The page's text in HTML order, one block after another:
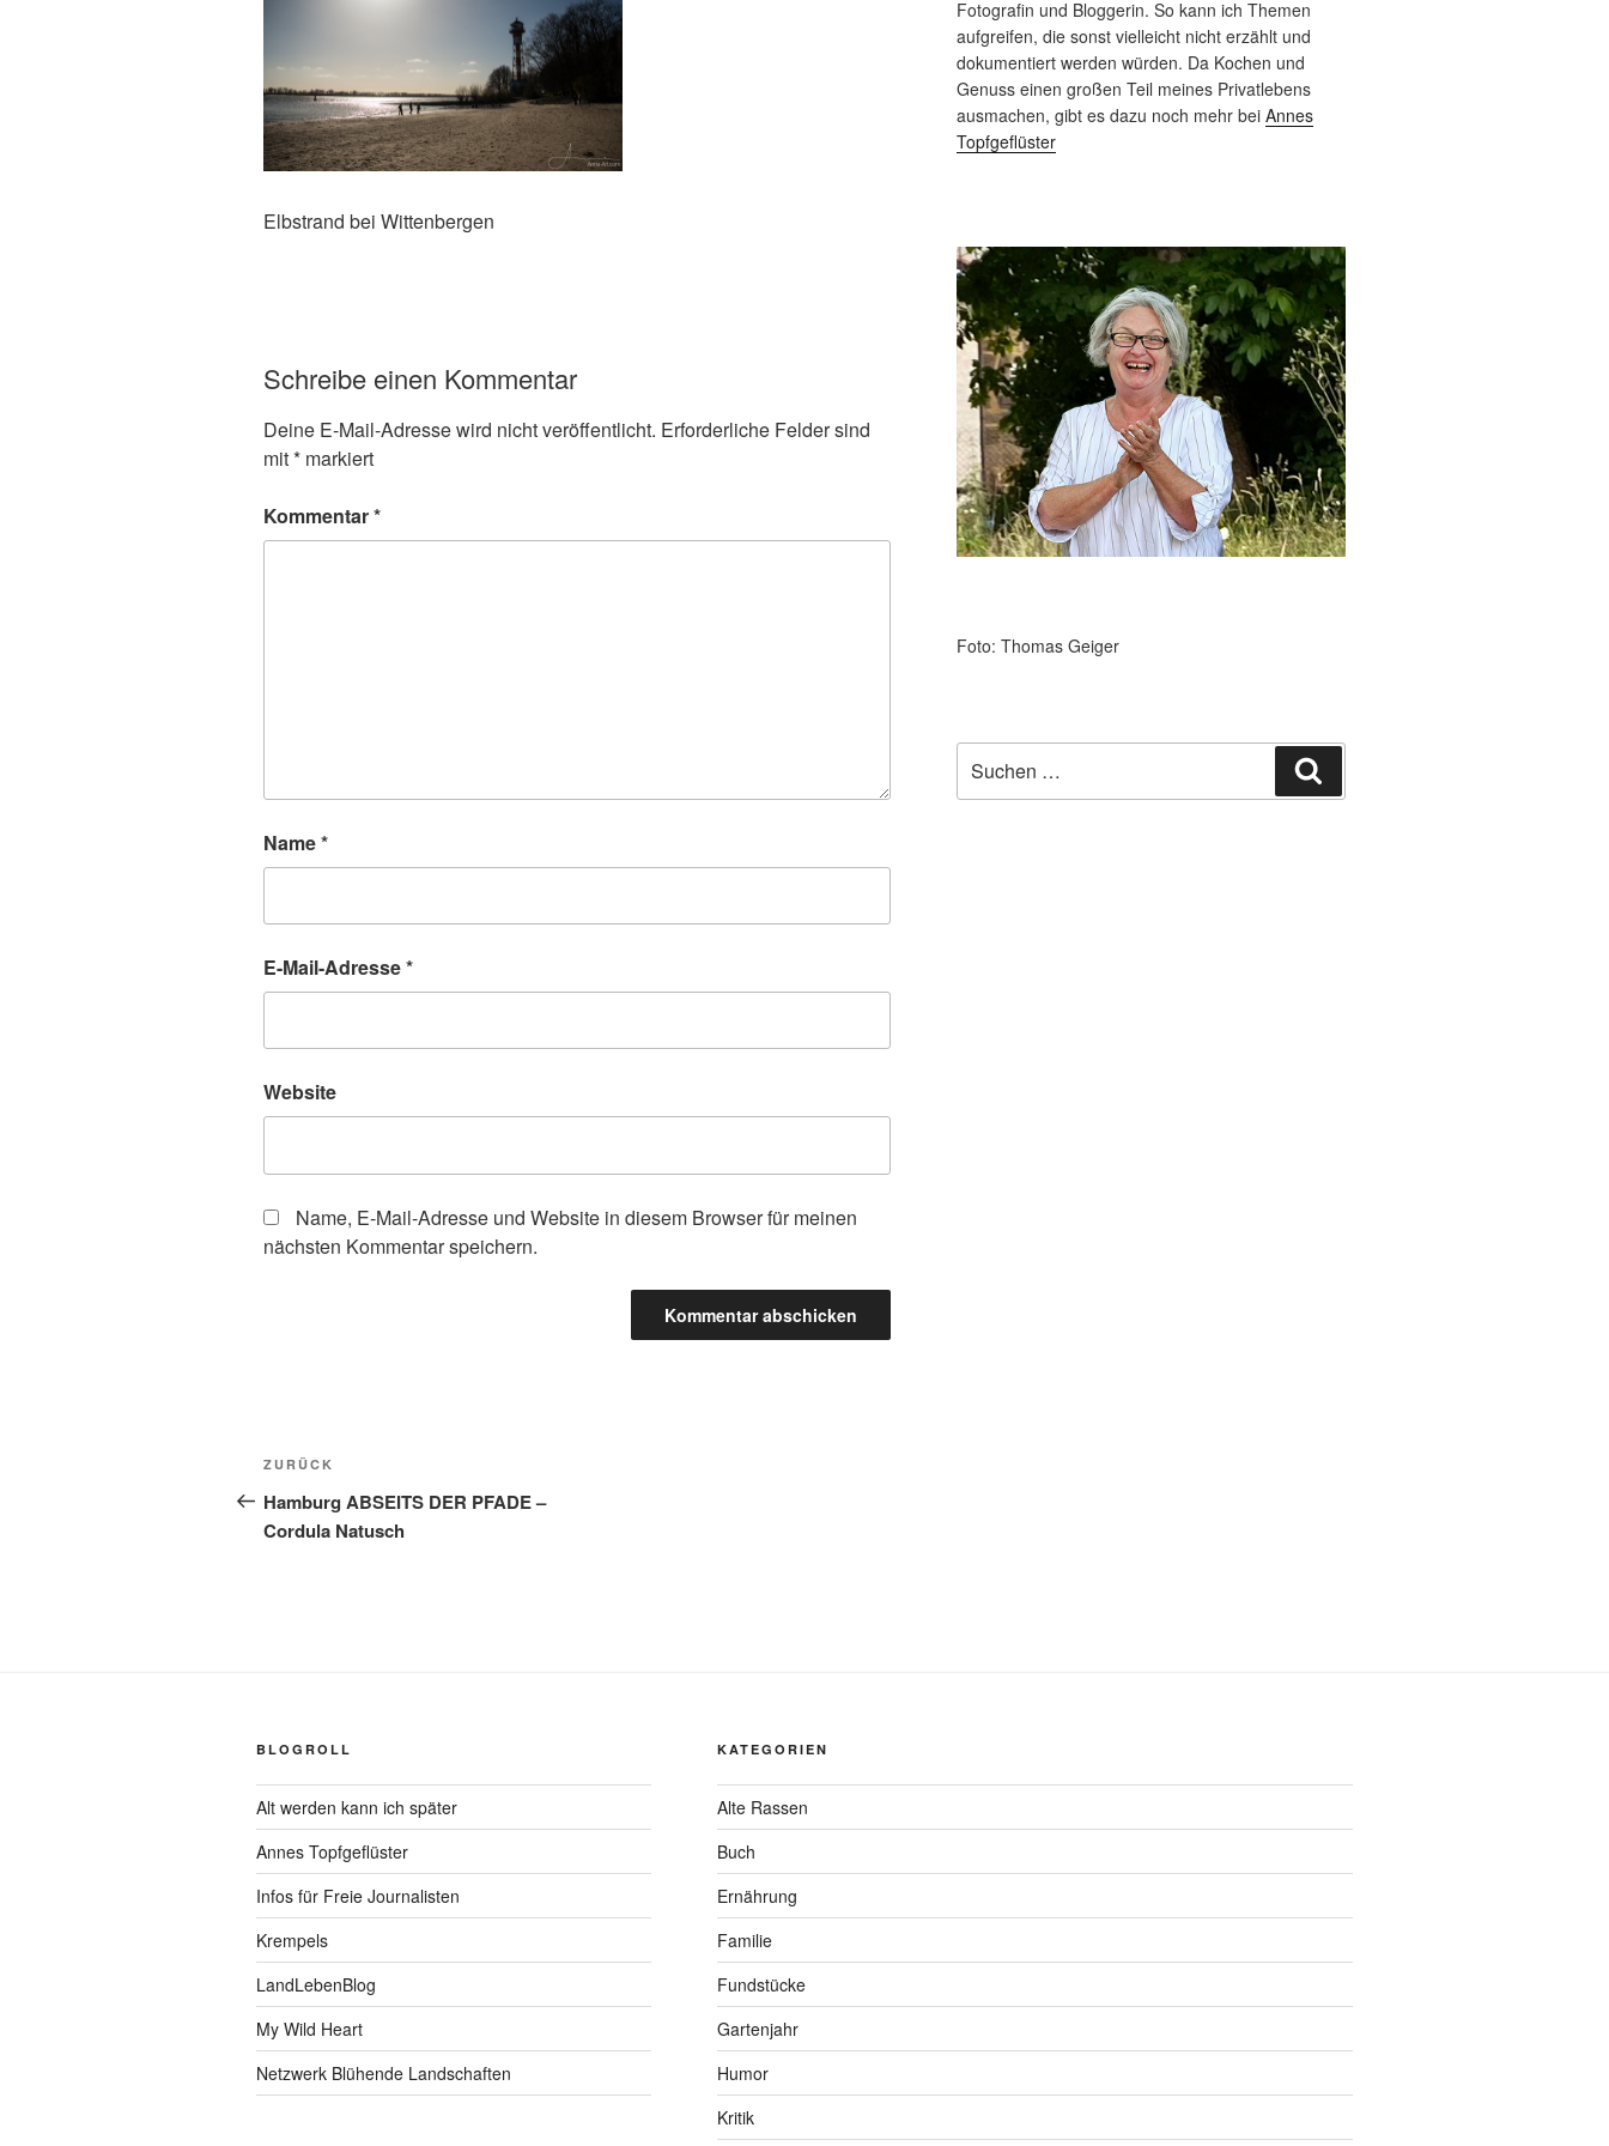
Elbstrand bei Wittenbergen
Schreibe einen Kommentar
Deine E-Mail-Adresse wird nicht veröffentlicht. Erforderliche Felder sind
mit* markiert
Kommentar*
Name*
E-Mail-Adresse*
Website
Name, E-Mail-Adresse und Website in diesem Browser für meinen
nächsten Kommentar speichern.
Beitragsnavigation
Vorheriger
Beitrag
ZURÜCK
Hamburg ABSEITS DER PFADE –
Cordula Natusch
Fotografin und Bloggerin. So kann ich Themen
aufgreifen, die sonst vielleicht nicht erzählt und
dokumentiert werden würden. Da Kochen und
Genuss einen großen Teil meines Privatlebens
ausmachen, gibt es dazu noch mehr bei Annes
Topfgeflüster
Foto: Thomas Geiger
nach:
BLOGROLL
Alt werden kann ich später
Annes Topfgeflüster
Infos für Freie Journalisten
Krempels
LandLebenBlog
My Wild Heart
Netzwerk Blühende Landschaften
KATEGORIEN
Alte Rassen
Buch
Ernährung
Familie
Fundstücke
Gartenjahr
Humor
Kritik